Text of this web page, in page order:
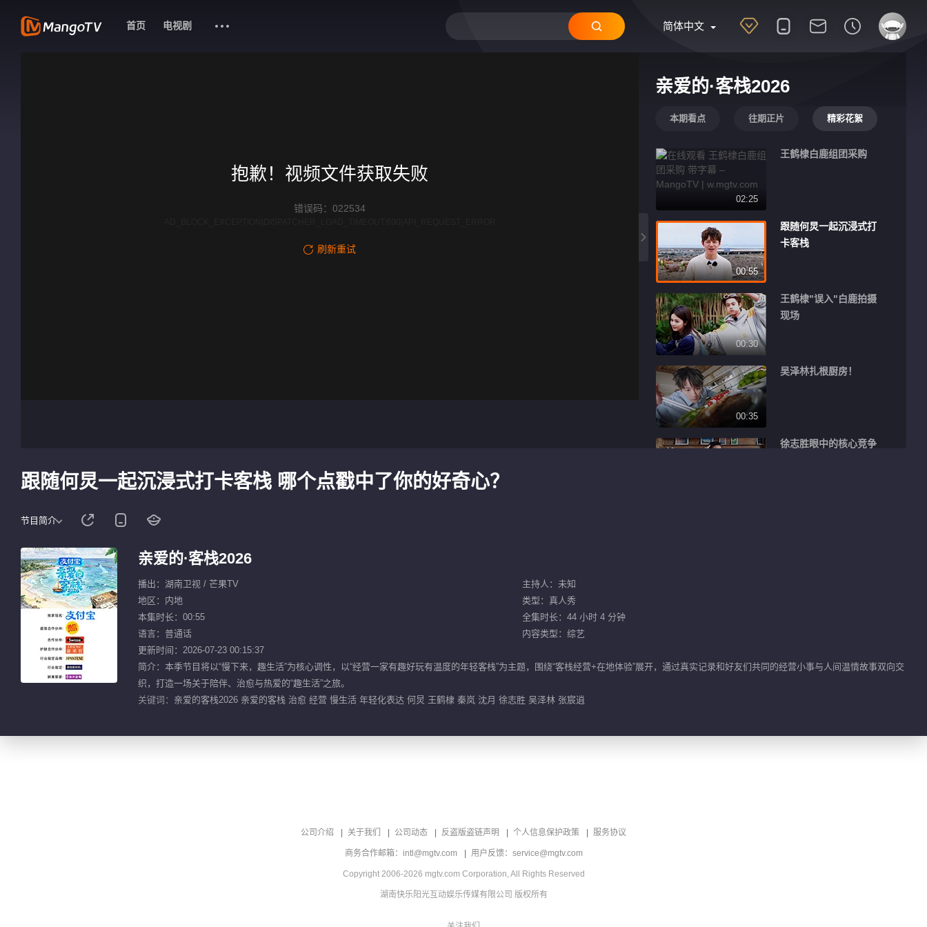
简体中文
首页 电视剧
亲爱的·客栈2026
本期看点 往期正片 精彩花絮
02:25
王鹤棣白鹿组团采购
00:55
跟随何炅一起沉浸式打
卡客栈
00:30
王鹤棣"误入"白鹿拍摄
现场
00:35
吴泽林扎根厨房！
徐志胜眼中的核心竞争
职场新人王鹤棣解锁新
抱歉！视频文件获取失败
错误码：022534
刷新重试
跟随何炅一起沉浸式打卡客栈 哪个点戳中了你的好奇心？
节目简介
亲爱的·客栈2026
播出：湖南卫视 / 芒果TV
主持人：未知
地区：内地
类型：真人秀
本集时长：00:55
全集时长：44 小时 4 分钟
语言：普通话
内容类型：综艺
更新时间：2026-07-23 00:15:37
简介：本季节目将以“慢下来，趣生活”为核心调性，以“经营一家有趣好玩有温度的年轻客栈”为主题，围绕“客栈经营+在地体验”展开，通过真实记录和好友们共同的经营小事与人间温情故事双向交
织，打造一场关于陪伴、治愈与热爱的“趣生活”之旅。
关键词： 亲爱的客栈2026 亲爱的客栈 治愈 经营 慢生活 年轻化表达 何炅 王鹤棣 秦岚 沈月 徐志胜 吴泽林 张宸逍
公司介绍 关于我们 公司动态 反盗版盗链声明 个人信息保护政策 服务协议
商务合作邮箱：intl@mgtv.com 用户反馈：service@mgtv.com
Copyright 2006-2026 mgtv.com Corporation, All Rights Reserved
湖南快乐阳光互动娱乐传媒有限公司 版权所有